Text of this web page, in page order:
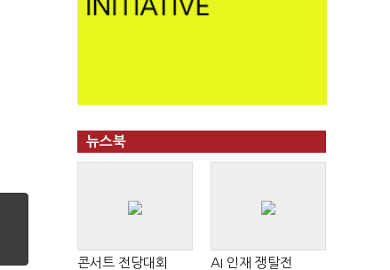
뉴스북
콘서트 전당대회 AI 인재 쟁탈전